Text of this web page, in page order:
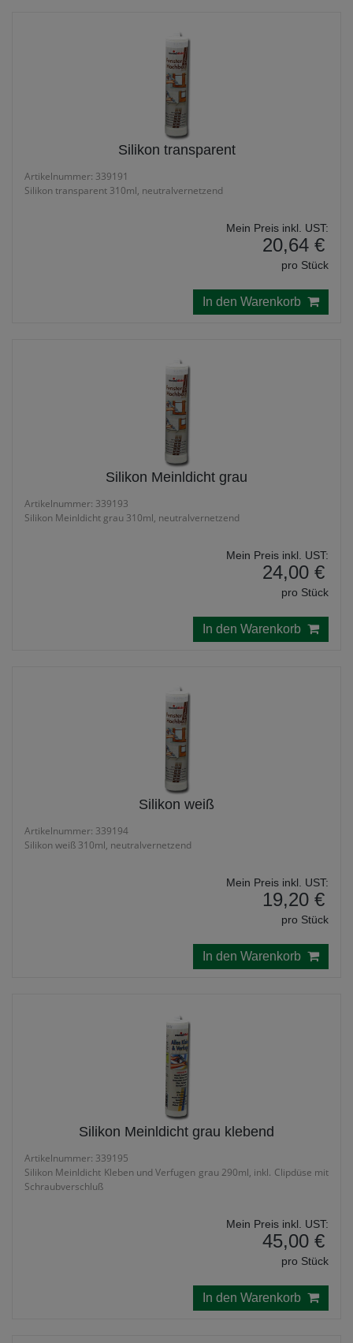
Silikon transparent
Artikelnummer: 339191
Silikon transparent 310ml, neutralvernetzend
Mein Preis inkl. UST:
20,64 €
pro Stück
In den Warenkorb
Silikon Meinldicht grau
Artikelnummer: 339193
Silikon Meinldicht grau 310ml, neutralvernetzend
Mein Preis inkl. UST:
24,00 €
pro Stück
In den Warenkorb
Silikon weiß
Artikelnummer: 339194
Silikon weiß 310ml, neutralvernetzend
Mein Preis inkl. UST:
19,20 €
pro Stück
In den Warenkorb
Silikon Meinldicht grau klebend
Artikelnummer: 339195
Silikon Meinldicht Kleben und Verfugen grau 290ml, inkl. Clipdüse mit
Schraubverschluß
Mein Preis inkl. UST:
45,00 €
pro Stück
In den Warenkorb